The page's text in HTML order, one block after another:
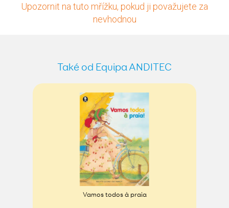
Upozornit na tuto mřížku, pokud ji považujete za
nevhodnou
Také od Equipa ANDITEC
Vamos todos à praia